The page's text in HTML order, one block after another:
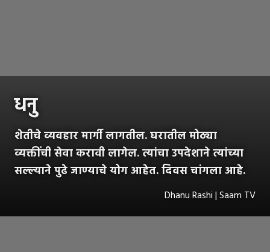
धनु
शेतीचे व्यवहार मार्गी लागतील. घरातील मोठ्या
व्यक्तींची सेवा करावी लागेल. त्यांचा उपदेशाने त्यांच्या
सल्ल्याने पुढे जाण्याचे योग आहेत. दिवस चांगला आहे.
Dhanu Rashi | Saam TV